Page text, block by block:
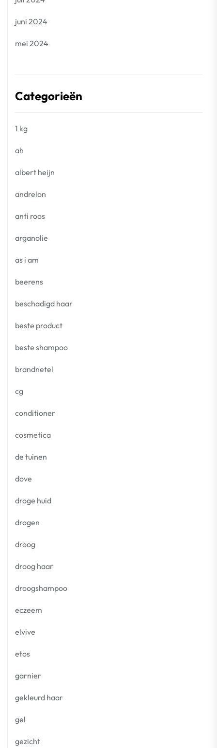
juni 2024
mei 2024
Categorieën
1 kg
ah
albert heijn
andrelon
anti roos
arganolie
as i am
beerens
beschadigd haar
beste product
beste shampoo
brandnetel
cg
conditioner
cosmetica
de tuinen
dove
droge huid
drogen
droog
droog haar
droogshampoo
eczeem
elvive
etos
garnier
gekleurd haar
gel
gezicht